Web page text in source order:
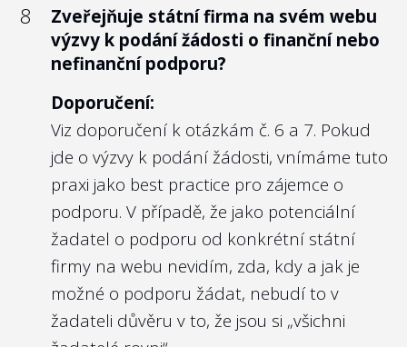
jiných státních organizací zřízených
zákonem nebo ministerstvem. Tyto se
roční odměnou více než 2,5 mil. Kč, 2. dávají
pouze základní rámec nastavení odměn
managementu. Každá společnost by tak
měla mít nastavena svá pravidla pro
odměňování managementu.
Vedle toho je zde na místě zmínit i
soukromoprávní úpravu§ 121k odst. 4
zákona č. 256/2004 Sb. o podnikání na
kapitálovém trhu , který předpokládá, že
8
Zveřejňuje státní firma na svém webu
výzvy k podání žádosti o finanční nebo
nefinanční podporu?
Doporučení:
Viz doporučení k otázkám č. 6 a 7. Pokud
jde o výzvy k podání žádosti, vnímáme tuto
praxi jako best practice pro zájemce o
podporu. V případě, že jako potenciální
žadatel o podporu od konkrétní státní
firmy na webu nevidím, zda, kdy a jak je
možné o podporu žádat, nebudí to v
žadateli důvěru v to, že jsou si „všichni